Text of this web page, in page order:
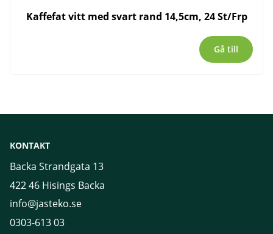
Kaffefat vitt med svart rand 14,5cm, 24 St/Frp
Gå till
KONTAKT
Backa Strandgata 13
422 46 Hisings Backa
info@jasteko.se
0303-613 03